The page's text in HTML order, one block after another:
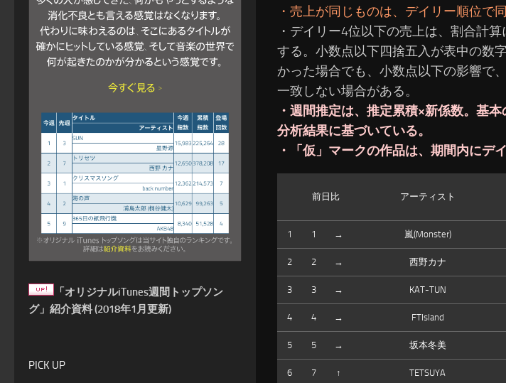
・売上が同じものは、デイリー順位で
・デイリー4位以下の売上は、割合計
する。小数点以下四捨五入が表中の数
かった場合でも、小数点以下の影響で
一致しない場合がある。
・週間推定は、推定累積×新係数。基
分析結果に基づいている。
・「仮」マークの作品は、期間内にデ
前日比 アーティスト
1 1 → 嵐(Monster)
2 2 → 西野カナ
3 3 → KAT-TUN
4 4 → FTIsland
5 5 → 坂本冬美
6 7 ↑ TETSUYA
「オリジナルiTunes週間トップソン
グ」紹介資料 (2018年1月更新)
PICK UP